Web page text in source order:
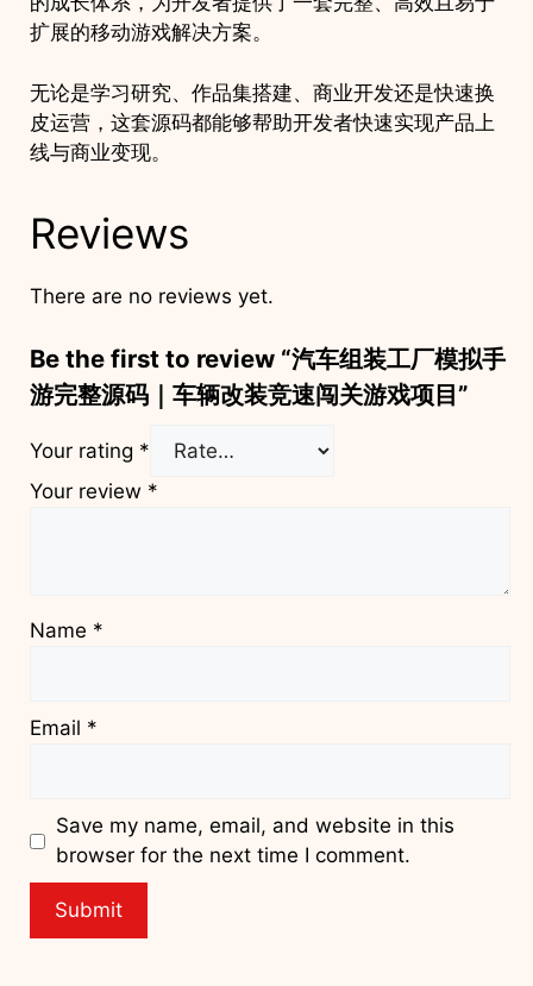
扩展的移动游戏解决方案。
无论是学习研究、作品集搭建、商业开发还是快速换
皮运营，这套源码都能够帮助开发者快速实现产品上
线与商业变现。
Reviews
There are no reviews yet.
Be the first to review “汽车组装工厂模拟手
游完整源码｜车辆改装竞速闯关游戏项目”
Your rating *
Your review *
Name *
Email *
Save my name, email, and website in this
browser for the next time I comment.